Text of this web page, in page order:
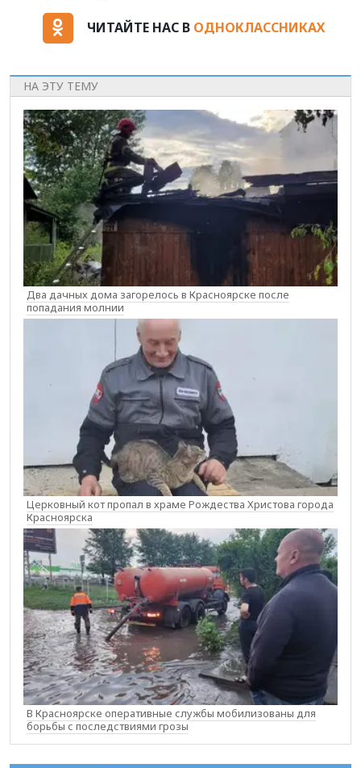
ЧИТАЙТЕ НАС В ОДНОКЛАССНИКАХ
НА ЭТУ ТЕМУ
Два дачных дома загорелось в Красноярске после
попадания молнии
Церковный кот пропал в храме Рождества Христова города
Красноярска
В Красноярске оперативные службы мобилизованы для
борьбы с последствиями грозы